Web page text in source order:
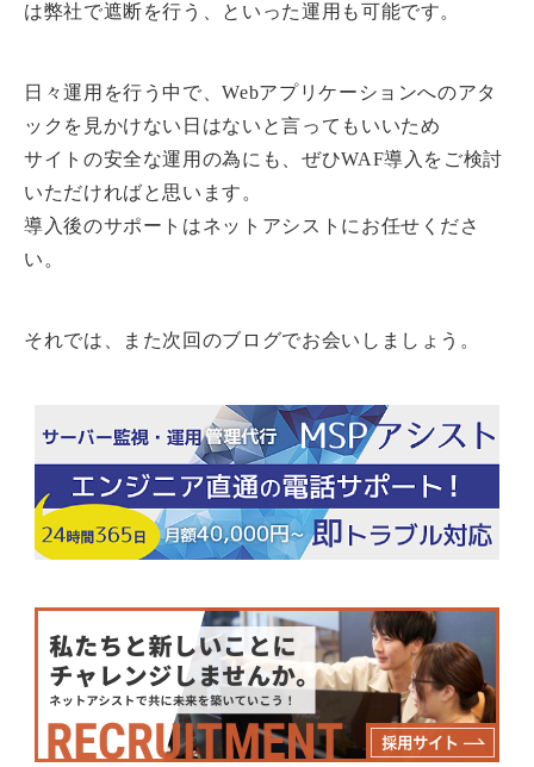
は弊社で遮断を行う、といった運用も可能です。
日々運用を行う中で、Webアプリケーションへのアタ
ックを見かけない日はないと言ってもいいため
サイトの安全な運用の為にも、ぜひWAF導入をご検討
いただければと思います。
導入後のサポートはネットアシストにお任せくださ
い。
それでは、また次回のブログでお会いしましょう。